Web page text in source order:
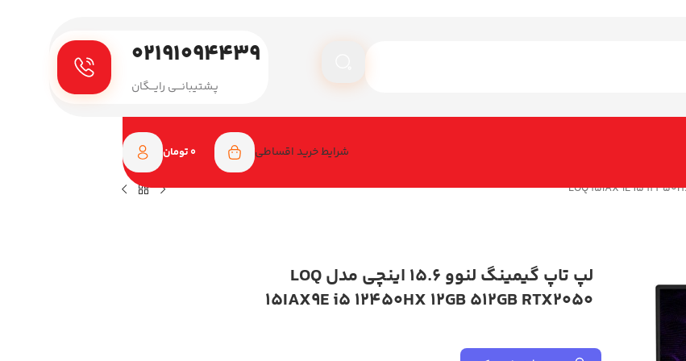
۰۲۱۹۱۰۹۴۴۳۹
پـشتیبانـــی رایـــگان
شرایط خرید اقساطی 0 تومان
لپ تاپ گیمینگ لنوو 15.6 اینچی مدل LOQ
15IAX9E i5 12450HX 12GB 512GB RTX2050